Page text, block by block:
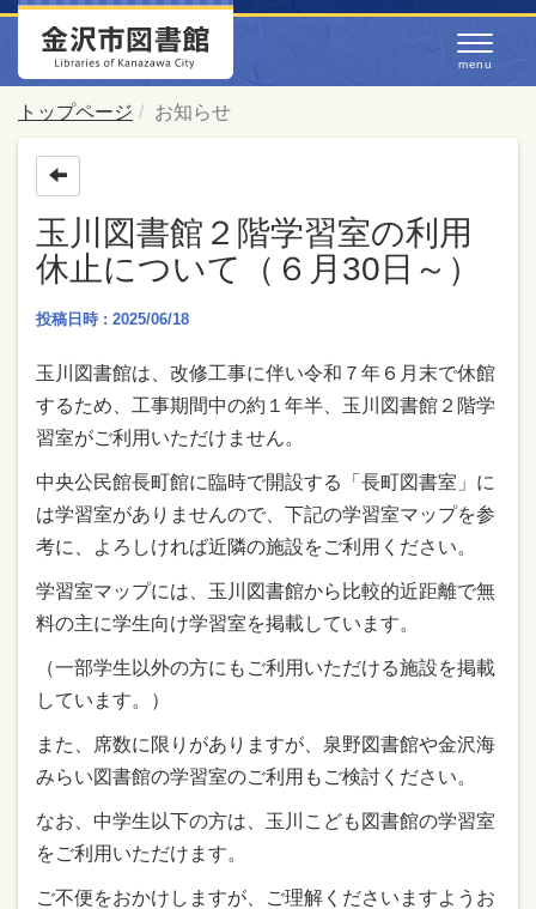
トップページ お知らせ
玉川図書館２階学習室の利用
休止について（６月30日～）
投稿日時 : 2025/06/18
玉川図書館は、改修工事に伴い令和７年６月末で休館
するため、工事期間中の約１年半、玉川図書館２階学
習室がご利用いただけません。
中央公民館長町館に臨時で開設する「長町図書室」に
は学習室がありませんので、下記の学習室マップを参
考に、よろしければ近隣の施設をご利用ください。
学習室マップには、玉川図書館から比較的近距離で無
料の主に学生向け学習室を掲載しています。
（一部学生以外の方にもご利用いただける施設を掲載
しています。）
また、席数に限りがありますが、泉野図書館や金沢海
みらい図書館の学習室のご利用もご検討ください。
なお、中学生以下の方は、玉川こども図書館の学習室
をご利用いただけます。
ご不便をおかけしますが、ご理解くださいますようお